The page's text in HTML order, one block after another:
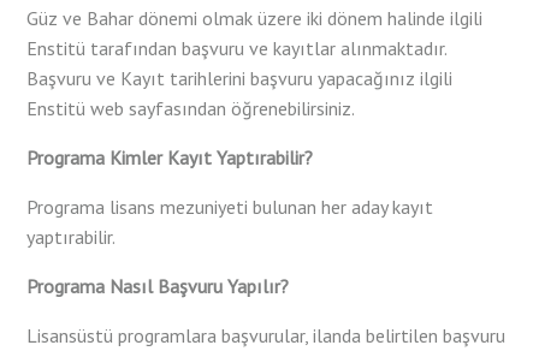
Güz ve Bahar dönemi olmak üzere iki dönem halinde ilgili
Enstitü tarafından başvuru ve kayıtlar alınmaktadır.
Başvuru ve Kayıt tarihlerini başvuru yapacağınız ilgili
Enstitü web sayfasından öğrenebilirsiniz.
Programa Kimler Kayıt Yaptırabilir?
Programa lisans mezuniyeti bulunan her aday kayıt
yaptırabilir.
Programa Nasıl Başvuru Yapılır?
Lisansüstü programlara başvurular, ilanda belirtilen başvuru